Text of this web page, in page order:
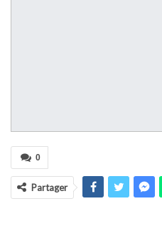
0
Partager